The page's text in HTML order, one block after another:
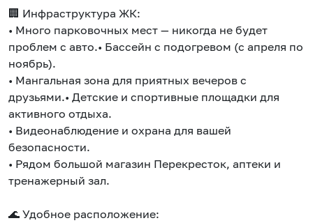
🏢 Инфраструктура ЖК:
• Много парковочных мест — никогда не будет
проблем с авто.• Бассейн с подогревом (с апреля по
ноябрь).
• Мангальная зона для приятных вечеров с
друзьями.• Детские и спортивные площадки для
активного отдыха.
• Видеонаблюдение и охрана для вашей
безопасности.
• Рядом большой магазин Перекресток, аптеки и
тренажерный зал.
🌊 Удобное расположение: